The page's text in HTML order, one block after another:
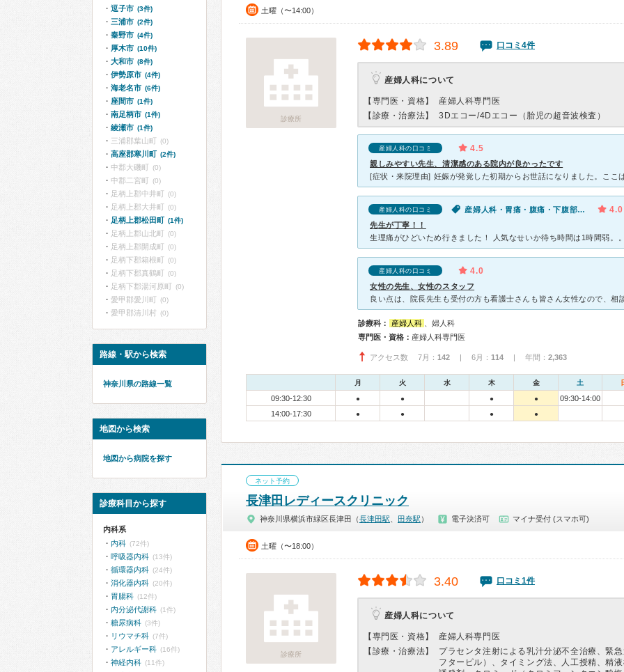
土曜（〜14:00）
診療所
3.89 口コミ4件
産婦人科について
【専門医・資格】
産婦人科専門医
【診療・治療法】
3Dエコー/4Dエコー（胎児の超音波検査）
産婦人科の口コミ 4.5
親しみやすい先生、清潔感のある院内が良かったです
産婦人科の口コミ 産婦人科・胃痛・腹痛・下腹部の痛み（女性） 4.0
先生が丁寧！！
産婦人科の口コミ 4.0
女性の先生、女性のスタッフ
診療科： 産婦人科
、婦人科
専門医・資格： 産婦人科専門医
アクセス数 7月： 142 | 6月： 114 | 年間： 2,363
月 火 水 木 金 土
09:30-12:30 ● ● ● ●
09:30-14:00
14:00-17:30
● ● ● ●
ネット予約
長津田レディースクリニック
神奈川県横浜市緑区長津田（長津田駅 田奈駅 ） 電子決済可 マイナ受付 (スマホ可)
土曜（〜18:00）
診療所
3.40 口コミ1件
産婦人科について
【専門医・資格】
産婦人科専門医
【診療・治療法】
プラセンタ注射による乳汁分泌不全治療、緊
フターピル）、タイミング法、人工授精、精
逗子市 (3件)
三浦市 (2件)
秦野市 (4件)
厚木市 (10件)
大和市 (8件)
伊勢原市 (4件)
海老名市 (6件)
座間市 (1件)
南足柄市 (1件)
綾瀬市 (1件)
三浦郡葉山町 (0)
高座郡寒川町 (2件)
中郡大磯町 (0)
中郡二宮町 (0)
足柄上郡中井町 (0)
足柄上郡大井町 (0)
足柄上郡松田町 (1件)
足柄上郡山北町 (0)
足柄上郡開成町 (0)
足柄下郡箱根町 (0)
足柄下郡真鶴町 (0)
足柄下郡湯河原町 (0)
愛甲郡愛川町 (0)
愛甲郡清川村 (0)
路線・駅から検索
神奈川県の路線一覧
地図から検索
地図から病院を探す
診療科目から探す
内科系
内科 (72件)
呼吸器内科 (13件)
循環器内科 (24件)
消化器内科 (20件)
胃腸科 (12件)
内分泌代謝科 (1件)
糖尿病科 (3件)
リウマチ科 (7件)
アレルギー科 (16件)
神経内科 (11件)